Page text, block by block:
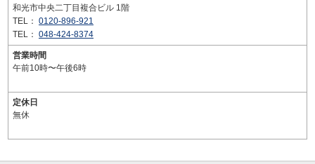
和光市中央二丁目複合ビル 1階
TEL： 0120-896-921
TEL： 048-424-8374
営業時間
午前10時〜午後6時
定休日
無休